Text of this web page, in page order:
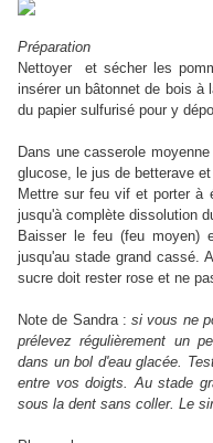
Préparation
Nettoyer et sécher les
insérer un bâtonnet de bois à
du papier sulfurisé pour y
Dans une casserole
glucose, le jus de betterave et
Mettre sur feu vif et porter à
jusqu'à complète dissolution
Baisser le feu (feu moyen)
jusqu'au stade grand cassé.
sucre doit rester rose et ne
Note de Sandra : si vous ne
prélevez régulièrement un
dans un bol d'eau glacée.
entre vos doigts. Au stade
sous la dent sans coller. Le